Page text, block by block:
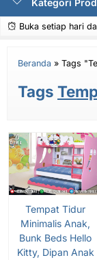
Kategori
Buka setiap hari
Beranda » Tags
Tags
Tempat Tidur
Minimalis Anak,
Bunk Beds Hello
Kitty, Dipan Anak